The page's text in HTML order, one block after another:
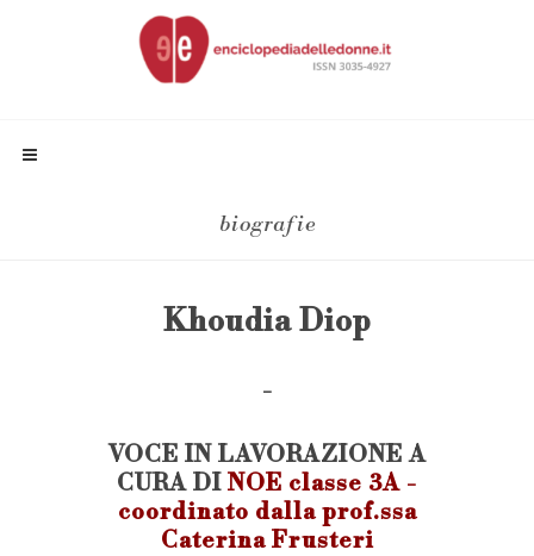
biografie
Khoudia Diop
-
VOCE IN LAVORAZIONE A
CURA DI NOE classe 3A -
coordinato dalla prof.ssa
Caterina Frusteri